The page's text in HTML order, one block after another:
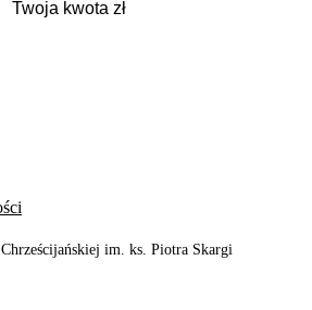
im. ks. Piotra Skargi